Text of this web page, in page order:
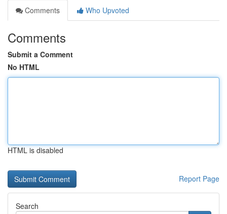
Comments
Who Upvoted
Comments
Submit a Comment
No HTML
HTML is disabled
Report Page
Search